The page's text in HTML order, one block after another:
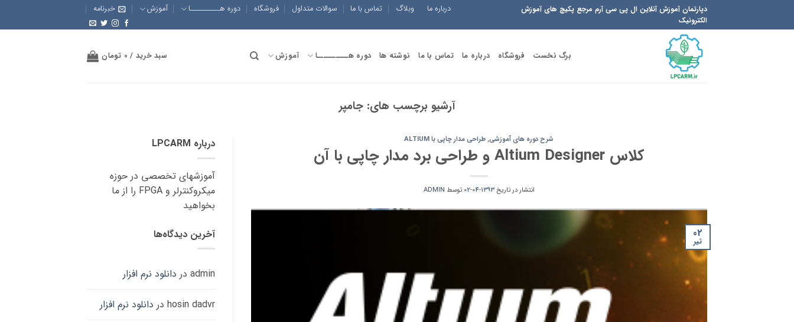
دپارتمان آموزش آنلاین ال پی سی آرم مرجع پکیچ های آموزش
الکترونیک
درباره ما وبلاگ تماس با ما سوالات متداول فروشگاه دوره هــــــــــا آموزش خبرنامه
برگ نخست فروشگاه درباره ما تماس با ما نوشته ها دوره هــــــــــا آموزش سبد خرید / 0 تومان
آرشیو برچسب های:جامپر
شرح دوره های آموزشی,طراحی مدار چاپی با ALTIUM
کلاس Altium Designer و طراحی برد مدار چاپی با آن
انتشار در تاریخ1393-04-02 توسط ADMIN
02
تیر
درباره LPCARM
آموزشهای تخصصی در حوزه
میکروکنترلر و FPGA را از ما
بخواهید
آخرین دیدگاه‌ها
admin در دانلود نرم افزار
hosin dadvr در دانلود نرم افزار